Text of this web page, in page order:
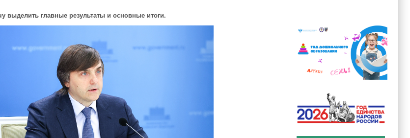
выделить главные результаты и основные итоги.